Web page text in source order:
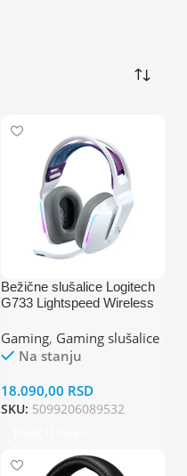
Bežične slušalice Logitech
G733 Lightspeed Wireless
Bela
Gaming, Gaming slušalice
Na stanju
18.090,00 RSD
SKU: 5099206089532